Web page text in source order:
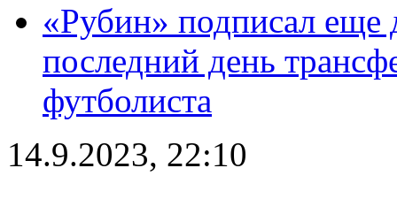
«Рубин» подписал еще
последний день
футболиста
14.9.2023, 22:10